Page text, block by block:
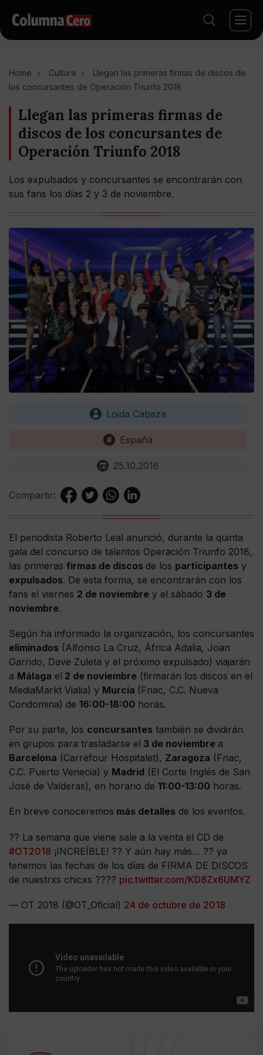
Home Cultura
Llegan las primeras firmas de discos de
los concursantes de Operación Triunfo 2018
Llegan las primeras firmas de
discos de los concursantes de
Operación Triunfo 2018
Los expulsados y concursantes se encontrarán con
sus fans los días 2 y 3 de noviembre.
Loida Cabeza
España
25.10.2018
Compartir:
El periodista Roberto Leal anunció, durante la quinta
gala del concurso de talentos Operación Triunfo 2018,
las primeras firmas de discos de los participantes y
expulsados. De esta forma, se encontrarán con los
fans el viernes 2 de noviembre y el sábado 3 de
noviembre.
Según ha informado la organización, los concursantes
eliminados (Alfonso La Cruz, África Adalia, Joan
Garrido, Dave Zuleta y el próximo expulsado) viajarán
a Málaga el 2 de noviembre (firmarán los discos en el
MediaMarkt Vialia) y Murcia (Fnac, C.C. Nueva
Condomina) de 16:00-18:00 horas.
Por su parte, los concursantes también se dividirán
en grupos para trasladarse el 3 de noviembre a
Barcelona (Carrefour Hospitalet), Zaragoza (Fnac,
C.C. Puerto Venecia) y Madrid (El Corte Inglés de San
José de Valderas), en horario de 11:00-13:00 horas.
En breve conoceremos más detalles de los eventos.
?? La semana que viene sale a la venta el CD de
#OT2018 ¡INCREÍBLE! ?? Y aún hay más… ?? ya
tenemos las fechas de los días de FIRMA DE DISCOS
de nuestrxs chicxs ???? pic.twitter.com/KD8Zx6UMYZ
— OT 2018 (@OT_Oficial) 24 de octubre de 2018